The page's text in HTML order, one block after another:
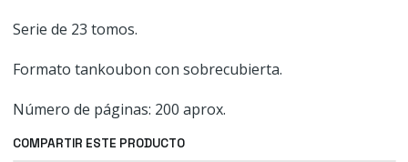
Serie de 23 tomos.
Formato tankoubon con sobrecubierta.
Número de páginas: 200 aprox.
COMPARTIR ESTE PRODUCTO